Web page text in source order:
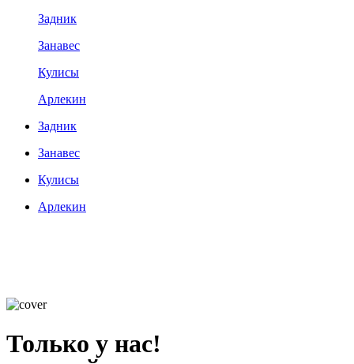
Задник
Занавес
Кулисы
Арлекин
Задник
Занавес
Кулисы
Арлекин
Только у нас!